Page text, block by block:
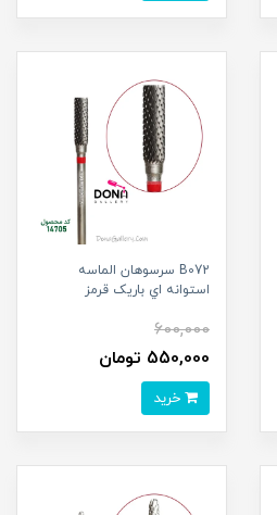
B072 سرسوهان الماسه
استوانه اي باريک قرمز
600,000
550,000 تومان